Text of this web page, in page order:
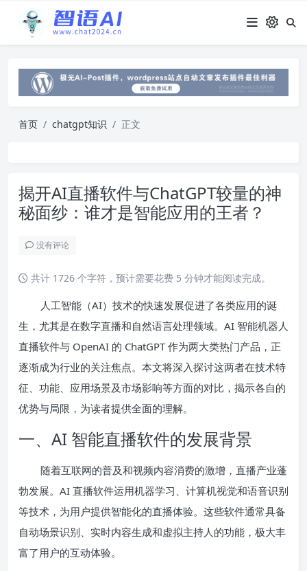
首页 chatgpt知识 正文
揭开AI直播软件与ChatGPT较量的神
秘面纱：谁才是智能应用的王者？
没有评论
共计 1726 个字符，预计需要花费 5 分钟才能阅读完成。
人工智能（AI）技术的快速发展促进了各类应用的诞
生，尤其是在数字直播和自然语言处理领域。AI 智能机器人
直播软件与 OpenAI 的 ChatGPT 作为两大类热门产品，正
逐渐成为行业的关注焦点。本文将深入探讨这两者在技术特
征、功能、应用场景及市场影响等方面的对比，揭示各自的
优势与局限，为读者提供全面的理解。
一、AI 智能直播软件的发展背景
随着互联网的普及和视频内容消费的激增，直播产业蓬
勃发展。AI 直播软件运用机器学习、计算机视觉和语音识别
等技术，为用户提供智能化的直播体验。这些软件通常具备
自动场景识别、实时内容生成和虚拟主持人的功能，极大丰
富了用户的互动体验。